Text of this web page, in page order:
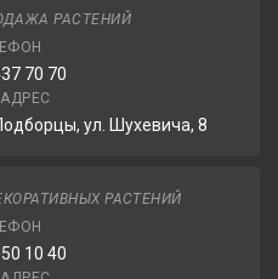
РАСТЕНИЙ
70 70
ул. Шухевича, 8
РАСТЕНИЙ
10 40